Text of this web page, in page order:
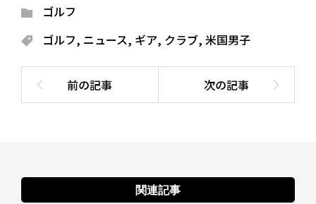
ゴルフ
ゴルフ, ニュース, ギア, クラブ, 米国男子
関連記事